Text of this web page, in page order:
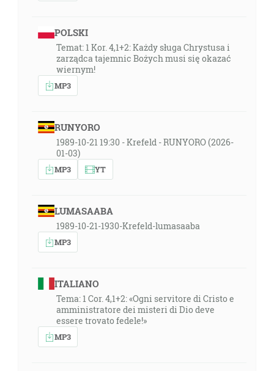
POLSKI
Temat: 1 Kor. 4,1+2: Każdy sługa Chrystusa i
zarządca tajemnic Bożych musi się okazać
wiernym!
MP3
RUNYORO
1989-10-21 19:30 - Krefeld - RUNYORO (2026-
01-03)
MP3 YT
LUMASAABA
1989-10-21-1930-Krefeld-lumasaaba
MP3
ITALIANO
Tema: 1 Cor. 4,1+2: «Ogni servitore di Cristo e
amministratore dei misteri di Dio deve
essere trovato fedele!»
MP3